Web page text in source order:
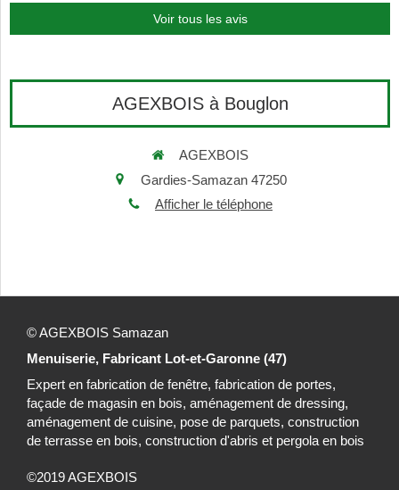
Voir tous les avis
AGEXBOIS à Bouglon
AGEXBOIS
Gardies-Samazan 47250
Afficher le téléphone
© AGEXBOIS Samazan
Menuiserie, Fabricant Lot-et-Garonne (47)
Expert en fabrication de fenêtre, fabrication de portes,
façade de magasin en bois, aménagement de dressing,
aménagement de cuisine, pose de parquets, construction
de terrasse en bois, construction d'abris et pergola en bois
©2019 AGEXBOIS